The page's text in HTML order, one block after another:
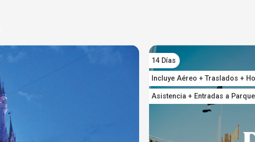
14 Días
Incluye Aéreo + Traslados +
Asistencia + Entradas a